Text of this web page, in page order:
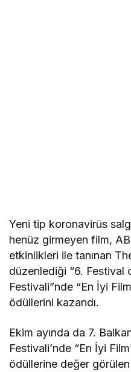
Yeni tip koronavirüs
henüz girmeyen film,
etkinlikleri ile tanınan
düzenlediği “6.
Festivali”nde “En İyi
ödüllerini kazandı.
Ekim ayında da 7.
Festivali’nde “En İyi
ödüllerine değer görülen